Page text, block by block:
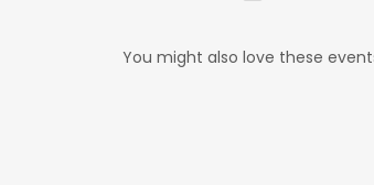
You might also love these